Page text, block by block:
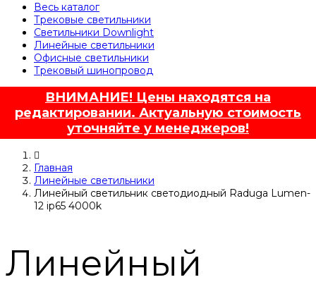
Весь каталог
Трековые светильники
Светильники Downlight
Линейные светильники
Офисные светильники
Трековый шинопровод
ВНИМАНИЕ! Цены находятся на
редактировании. Актуальную стоимость
уточняйте у менеджеров!
Главная
Линейные светильники
Линейный светильник светодиодный Raduga Lumen-
12 ip65 4000k
Линейный